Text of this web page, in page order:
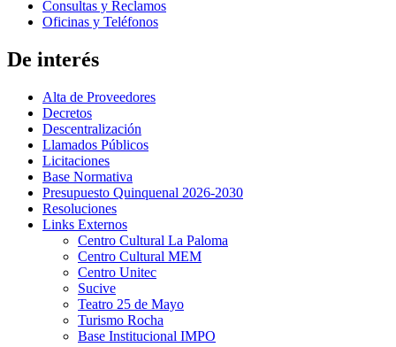
Consultas y Reclamos
Oficinas y Teléfonos
De interés
Alta de Proveedores
Decretos
Descentralización
Llamados Públicos
Licitaciones
Base Normativa
Presupuesto Quinquenal 2026-2030
Resoluciones
Links Externos
Centro Cultural La Paloma
Centro Cultural MEM
Centro Unitec
Sucive
Teatro 25 de Mayo
Turismo Rocha
Base Institucional IMPO